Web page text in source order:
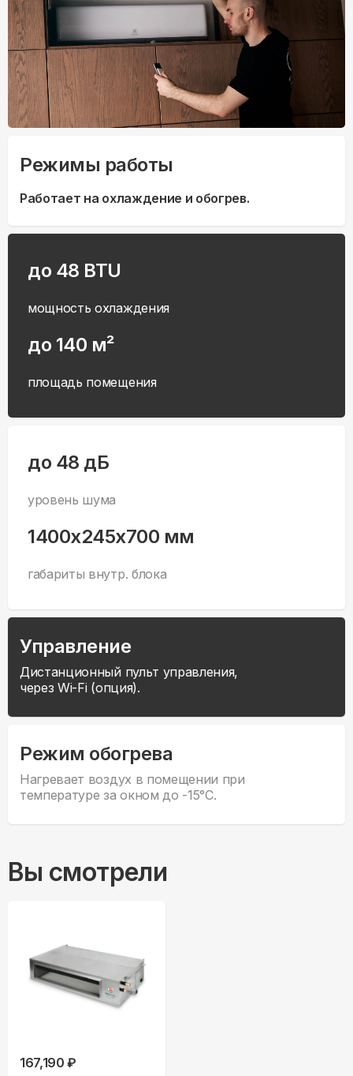
Режимы работы
Работает на охлаждение и обогрев.
до 48 BTU
мощность охлаждения
до 140 м²
площадь помещения
до 48 дБ
уровень шума
1400x245x700 мм
габариты внутр. блока
Управление
Дистанционный пульт управления,
через Wi-Fi (опция).
Режим обогрева
Нагревает воздух в помещении при
температуре за окном до -15°С.
Вы смотрели
167,190 ₽